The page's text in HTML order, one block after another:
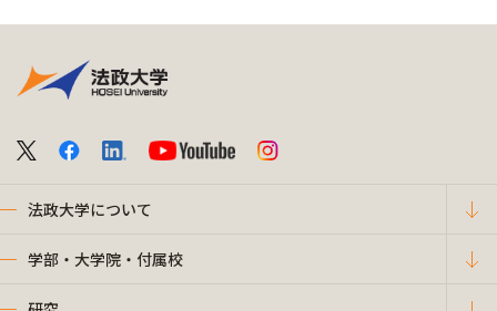
法政大学について
学部・大学院・付属校